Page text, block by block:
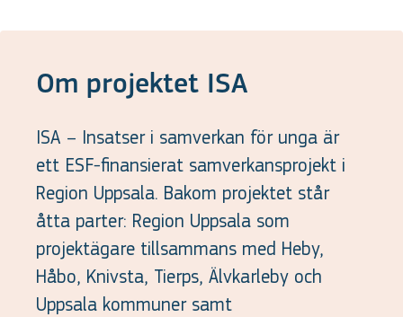
Om projektet ISA
ISA – Insatser i samverkan för unga är
ett ESF-finansierat samverkansprojekt i
Region Uppsala. Bakom projektet står
åtta parter: Region Uppsala som
projektägare tillsammans med Heby,
Håbo, Knivsta, Tierps, Älvkarleby och
Uppsala kommuner samt